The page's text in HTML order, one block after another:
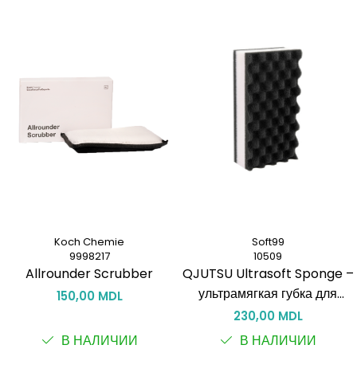
Koch Chemie
9998217
Allrounder Scrubber
150,00 MDL
В НАЛИЧИИ
Soft99
10509
QJUTSU Ultrasoft Sponge –
ультрамягкая губка для
профессионального
детейлинга
230,00 MDL
В НАЛИЧИИ